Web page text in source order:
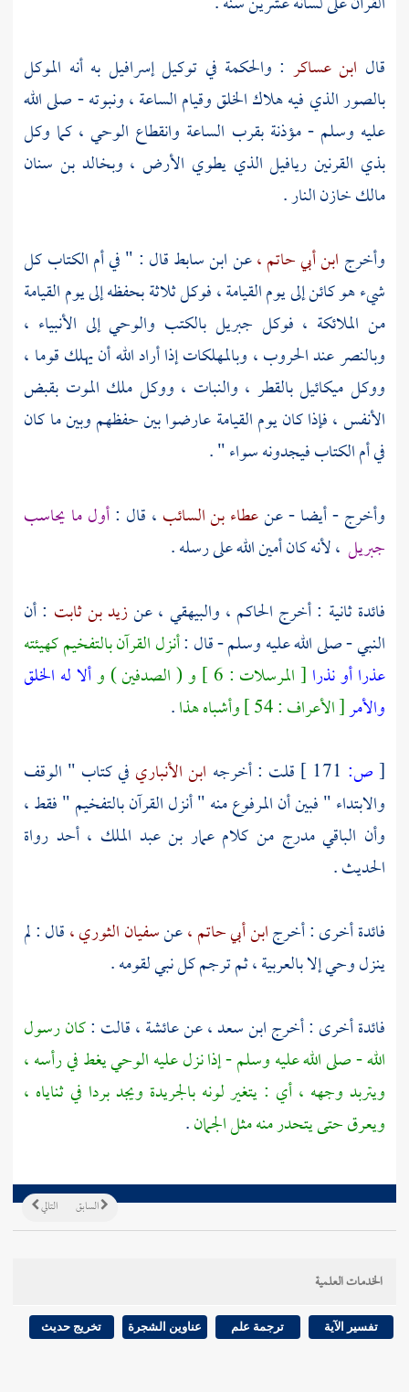
قال ابن عساكر : والحكمة في توكيلإسرافيل به أنه الموكل
بالصور الذي فيه هلاك الخلق وقيام الساعة ، ونبوته - صلى الله
عليه وسلم - مؤذنة بقرب الساعة وانقطاع الوحي ، كما وكل
بذي القرنين ريافيل الذي يطوي الأرض ، وبخالد بن سنان
مالكخازن النار .
وأخرج ابن أبي حاتم ،عنابن سابطقال : " في أم الكتاب كل
شيء هو كائن إلى يوم القيامة ، فوكل ثلاثة بحفظه إلى يوم القيامة
من الملائكة ، فوكل جبريل بالكتب والوحي إلى الأنبياء ،
وبالنصر عند الحروب ، وبالمهلكات إذا أراد الله أن يهلك قوما ،
ووكل ميكائيلبالقطر ، والنبات ، ووكل ملك الموت بقبض
الأنفس ، فإذا كان يوم القيامة عارضوا بين حفظهم وبين ما كان
في أم الكتاب فيجدونه سواء " .
وأخرج - أيضا - عنعطاء بن السائب ، قال :أول ما يحاسب
جبريل ، لأنه كان أمين الله على رسله .
فائدة ثانية : أخرج الحاكم ، والبيهقي ،عنزيد بن ثابت : أن
النبي - صلى الله عليه وسلم - قال :أنزل القرآن بالتفخيم كهيئته
عذرا أو نذرا [ المرسلات : 6 ] و ( الصدفين ) و
ألا له الخلق
والأمر[ الأعراف : 54 ] وأشباه هذا
.
[ص: قلت : أخرجه ابن الأنباري في كتاب " الوقف
والابتداء " فبين أن المرفوع منه " أنزل القرآن بالتفخيم " فقط ،
وأن الباقي مدرج من كلامعمار بن عبد الملك ، أحد رواة
الحديث .
فائدة أخرى : أخرجابن أبي حاتم ،عنسفيان الثوري ،قال : لم
ينزل وحي إلا بالعربية ، ثم ترجم كل نبي لقومه .
فائدة أخرى : أخرجابن سعد ،عنعائشة، قالت :كان رسول
الله - صلى الله عليه وسلم - إذا نزل عليه الوحي يغط في رأسه ،
ويتربد وجهه ، أي : يتغير لونه بالجريدة ويجد بردا في ثناياه ،
ويعرق حتى يتحدر منه مثل الجمان.
التالي السابق
الخدمات العلمية
تفسير الآية ترجمة علم عناوين الشجرة تخريج حديث